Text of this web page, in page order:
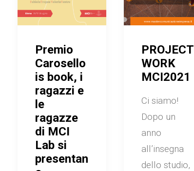
Premio
Carosello
is book, i
ragazzi e
le
ragazze
di MCI
Lab si
presentan
PROJECT
WORK
MCI2021
Ci siamo!
Dopo un
anno
all’insegna
dello studio,